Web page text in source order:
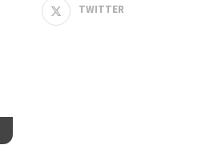
TWITTER